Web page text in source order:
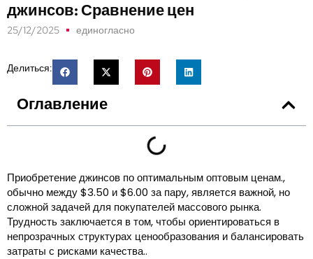
джинсов: Сравнение цен
25/12/2025 единогласно
Делиться:
Оглавление
Приобретение джинсов по оптимальным оптовым ценам.,
обычно между $3.50 и $6.00 за пару, является важной, но
сложной задачей для покупателей массового рынка.
Трудность заключается в том, чтобы ориентироваться в
непрозрачных структурах ценообразования и балансировать
затраты с рисками качества..